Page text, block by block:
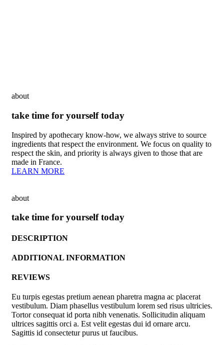
about
take time for yourself today
Inspired by apothecary know-how, we always strive to source
ingredients that respect the environment. We focus on quality to
respect the skin, and priority is always given to those that are
made in France.
LEARN MORE
about
take time for yourself today
DESCRIPTION
ADDITIONAL INFORMATION
REVIEWS
Eu turpis egestas pretium aenean pharetra magna ac placerat
vestibulum. Diam phasellus vestibulum lorem sed risus ultricies.
Tortor consequat id porta nibh venenatis. Sollicitudin aliquam
ultrices sagittis orci a. Est velit egestas dui id ornare arcu.
Sagittis id consectetur purus ut faucibus.